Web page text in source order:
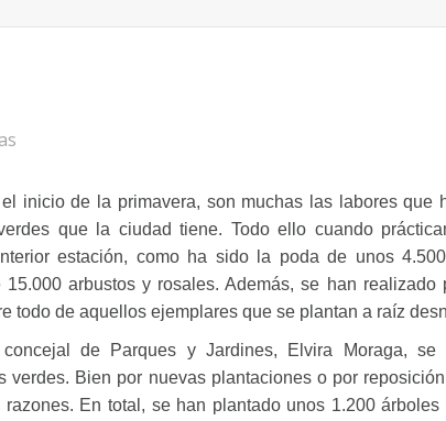
inicio de la primavera, son muchas las labores que
que la ciudad tiene. Todo ello cuando
estación, como ha sido la poda de unos
arbustos y rosales. Además, se han realizado
todo de aquellos ejemplares que se plantan a raíz
de Parques y Jardines, Elvira Moraga, se
verdes. Bien por nuevas plantaciones o por
En total, se han plantado unos 1.200 árboles